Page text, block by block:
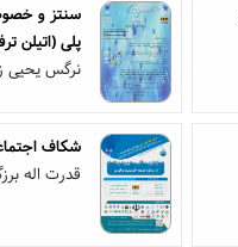
پلی (اتیلن ترفتالات) با 4،4-
نرگس یحیی
شکاف
قدرت اله